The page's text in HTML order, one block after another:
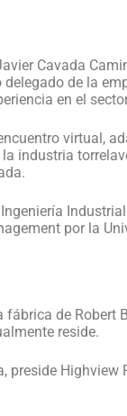
Cavada
delegado de la
en el
virtual,
industria
por la
de Robert
reside.
preside